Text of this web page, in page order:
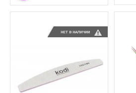
НЕТ В НАЛИЧИИ